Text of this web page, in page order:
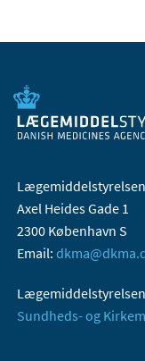
Lægemiddelstyrelsen
Axel Heides Gade 1
2300 København S
Email:
Sundheds- og